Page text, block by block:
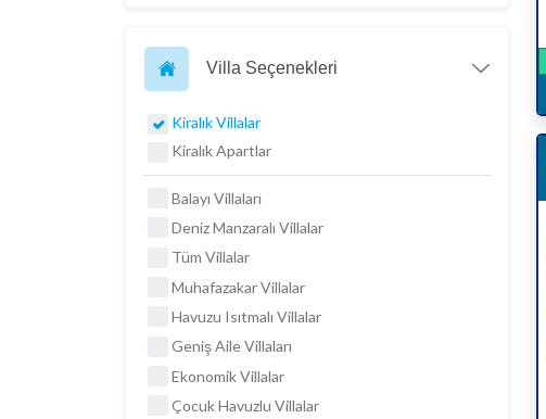
Villa Seçenekleri
Kiralık Villalar
Kiralık Apartlar
Balayı Villaları
Deniz Manzaralı Villalar
Tüm Villalar
Muhafazakar Villalar
Havuzu Isıtmalı Villalar
Geniş Aile Villaları
Ekonomik Villalar
Çocuk Havuzlu Villalar